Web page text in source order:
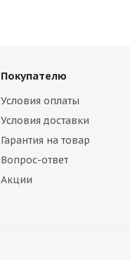
Покупателю
Условия оплаты
Условия доставки
Гарантия на товар
Вопрос-ответ
Акции